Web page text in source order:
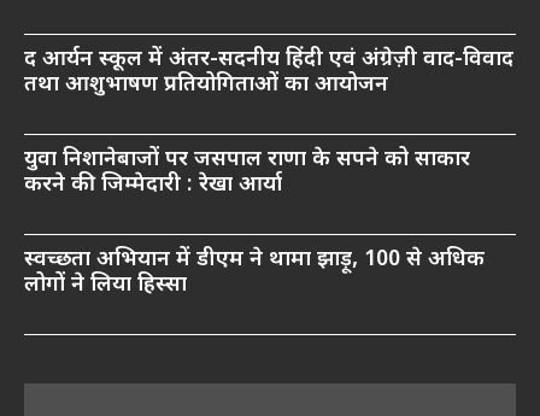
द आर्यन स्कूल में अंतर-सदनीय हिंदी एवं अंग्रेज़ी वाद-विवाद
तथा आशुभाषण प्रतियोगिताओं का आयोजन
युवा निशानेबाजों पर जसपाल राणा के सपने को साकार
करने की जिम्मेदारी : रेखा आर्या
स्वच्छता अभियान में डीएम ने थामा झाड़ू, 100 से अधिक
लोगों ने लिया हिस्सा